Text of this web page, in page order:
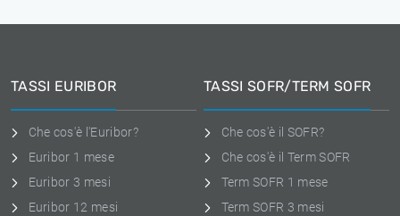
TASSI EURIBOR
Che cos'è l'Euribor?
Euribor 1 mese
Euribor 3 mesi
Euribor 12 mesi
TASSI SOFR/TERM SOFR
Che cos'è il SOFR?
Che cos'è il Term SOFR
Term SOFR 1 mese
Term SOFR 3 mesi